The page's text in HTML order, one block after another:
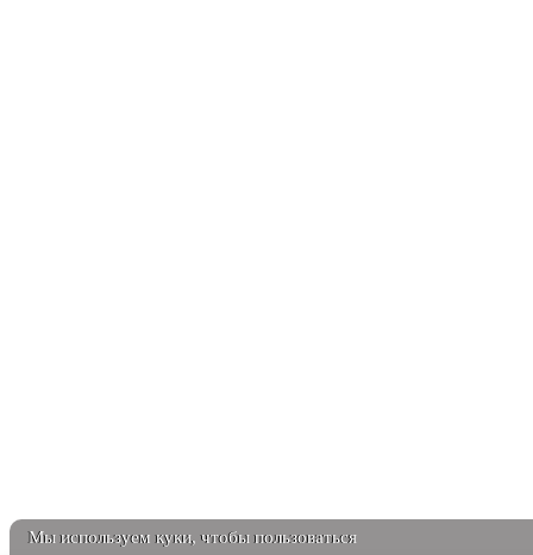
Мы используем куки, чтобы пользоваться